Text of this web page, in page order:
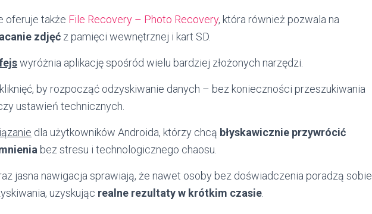
oferuje także File Recovery – Photo Recovery, która również pozwala na
zdjęć z pamięci wewnętrznej i kart SD.
wyróżnia aplikację spośród wielu bardziej złożonych narzędzi.
by rozpocząć odzyskiwanie danych – bez konieczności przeszukiwania
ustawień technicznych.
dla użytkowników Androida, którzy chcą błyskawicznie przywrócić
bez stresu i technologicznego chaosu.
jasna nawigacja sprawiają, że nawet osoby bez doświadczenia poradzą sobie
uzyskując realne rezultaty w krótkim czasie